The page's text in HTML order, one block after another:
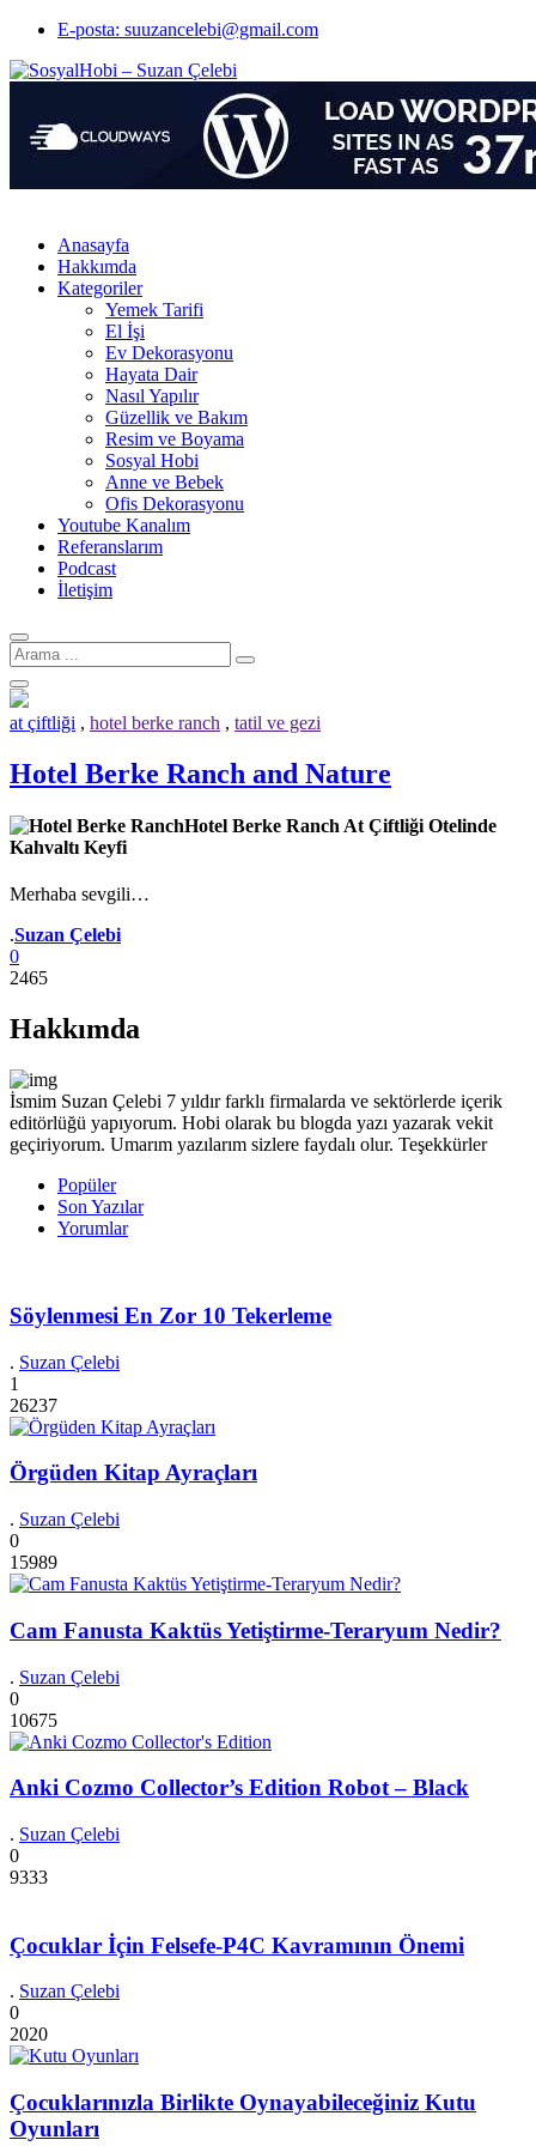
E-posta: suuzancelebi@gmail.com
Anasayfa
Hakkımda
Kategoriler
Yemek Tarifi
El İşi
Ev Dekorasyonu
Hayata Dair
Nasıl Yapılır
Güzellik ve Bakım
Resim ve Boyama
Sosyal Hobi
Anne ve Bebek
Ofis Dekorasyonu
Youtube Kanalım
Referanslarım
Podcast
İletişim
Arama
için:
at çiftliği , hotel berke ranch , tatil ve gezi
Hotel Berke Ranch and Nature
Hotel Berke Ranch At Çiftliği Otelinde
Kahvaltı Keyfi
Merhaba sevgili…
Yazar
.Suzan Çelebi
0
2465
Hakkımda
İsmim Suzan Çelebi 7 yıldır farklı firmalarda ve sektörlerde içerik
editörlüğü yapıyorum. Hobi olarak bu blogda yazı yazarak vekit
geçiriyorum. Umarım yazılarım sizlere faydalı olur. Teşekkürler
Popüler
Son Yazılar
Yorumlar
Söylenmesi En Zor 10 Tekerleme
. Suzan Çelebi
1
26237
Örgüden Kitap Ayraçları
. Suzan Çelebi
0
15989
Cam Fanusta Kaktüs Yetiştirme-Teraryum Nedir?
. Suzan Çelebi
0
10675
Anki Cozmo Collector’s Edition Robot – Black
. Suzan Çelebi
0
9333
Çocuklar İçin Felsefe-P4C Kavramının Önemi
. Suzan Çelebi
0
2020
Çocuklarınızla Birlikte Oynayabileceğiniz Kutu
Oyunları